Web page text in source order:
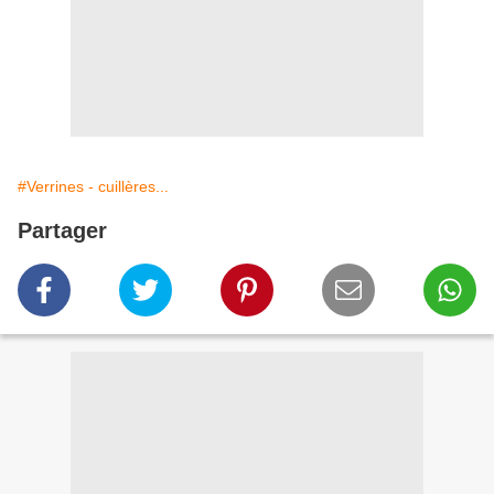
#Verrines - cuillères...
Partager